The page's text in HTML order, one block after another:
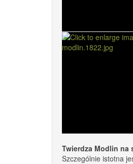
Twierdza Modlin na
Szczególnie istotna